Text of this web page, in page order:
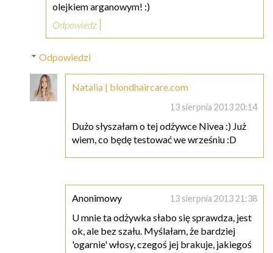
olejkiem arganowym! :)
Odpowiedz
Odpowiedzi
Natalia | blondhaircare.com
13 sierpnia 2013 20:14
Dużo słyszałam o tej odżywce Nivea :) Już
wiem, co będę testować we wrześniu :D
Anonimowy 13 sierpnia 2013 21:38
U mnie ta odżywka słabo się sprawdza, jest
ok, ale bez szału. Myślałam, że bardziej
'ogarnie' włosy, czegoś jej brakuje, jakiegoś